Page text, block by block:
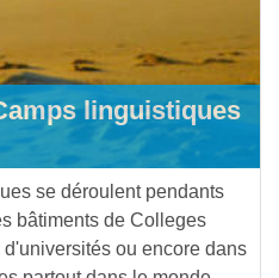
linguistiques
se déroulent pendants
bâtiments de Colleges
ou encore dans